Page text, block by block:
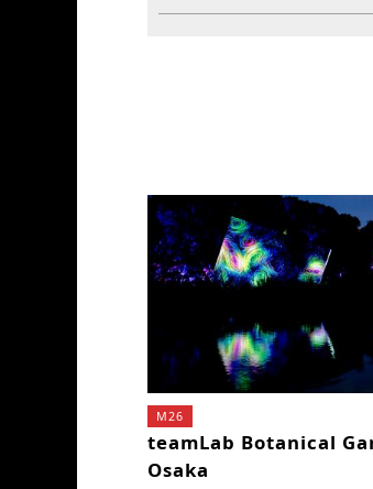
M26
teamLab Botanical
Osaka